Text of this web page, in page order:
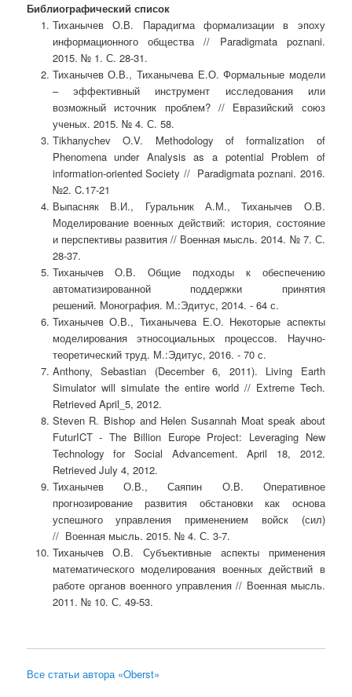
Библиографический список
Тиханычев О.В. Парадигма формализации в эпоху
информационного общества // Paradigmata poznani.
2015. № 1. С. 28-31.
Тиханычев О.В., Тиханычева Е.О. Формальные модели
– эффективный инструмент исследования или
возможный источник проблем? // Евразийский союз
ученых. 2015. № 4. С. 58.
Tikhanychev O.V. Methodology of formalization of
Phenomena under Analysis as a potential Problem of
information-oriented Society // Paradigmata poznani. 2016.
№2. C.17-21
Выпасняк В.И., Гуральник А.М., Тиханычев О.В.
Моделирование военных действий: история, состояние
и перспективы развития // Военная мысль. 2014. № 7. С.
28-37.
Тиханычев О.В. Общие подходы к обеспечению
автоматизированной поддержки принятия
решений. Монография. М.:Эдитус, 2014. - 64 с.
Тиханычев О.В., Тиханычева Е.О. Некоторые аспекты
моделирования этносоциальных процессов. Научно-
теоретический труд. М.:Эдитус, 2016. - 70 с.
Anthony, Sebastian (December 6, 2011). Living Earth
Simulator will simulate the entire world // Extreme Tech.
Retrieved April_5, 2012.
Steven R. Bishop and Helen Susannah Moat speak about
FuturICT - The Billion Europe Project: Leveraging New
Technology for Social Advancement. April 18, 2012.
Retrieved July 4, 2012.
Тиханычев О.В., Саяпин О.В. Оперативное
прогнозирование развития обстановки как основа
успешного управления применением войск (сил)
// Военная мысль. 2015. № 4. С. 3-7.
Тиханычев О.В. Субъективные аспекты применения
математического моделирования военных действий в
работе органов военного управления // Военная мысль.
2011. № 10. С. 49-53.
Все статьи автора «Oberst»